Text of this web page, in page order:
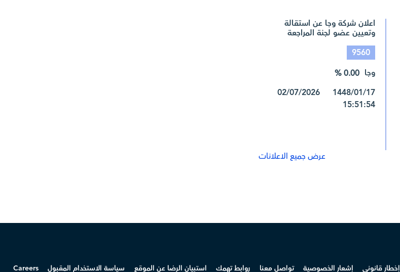
اعلان شركة وجا عن استقالة
وتعيين عضو لجنة المراجعة
9560
وجا 0.00 %
1448/01/17 02/07/2026
15:51:54
عرض جميع الاعلانات
إخطار قانوني إشعار الخصوصية تواصل معنا روابط تهمك استبيان الرضا عن الموقع سياسة الاستخدام المقبول Careers